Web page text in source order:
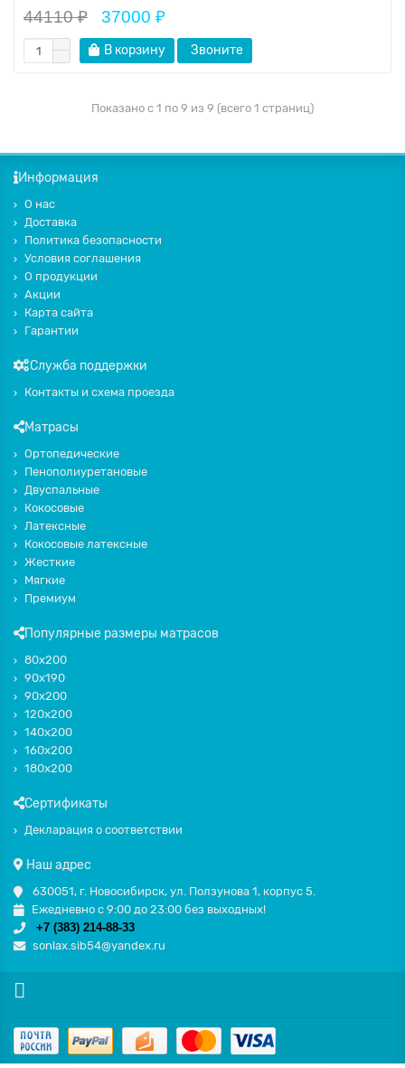
44110 ₽ 37000 ₽
В корзину Звоните
Показано с 1 по 9 из 9 (всего 1 страниц)
Информация
О нас
Доставка
Политика безопасности
Условия соглашения
О продукции
Акции
Карта сайта
Гарантии
Служба поддержки
Контакты и схема проезда
Матрасы
Ортопедические
Пенополиуретановые
Двуспальные
Кокосовые
Латексные
Кокосовые латексные
Жесткие
Мягкие
Премиум
Популярные размеры матрасов
80х200
90х190
90х200
120х200
140х200
160х200
180х200
Сертификаты
Декларация о соответствии
Наш адрес
630051, г. Новосибирск, ул. Ползунова 1, корпус 5.
Ежедневно с 9:00 до 23:00 без выходных!
+7 (383) 214-88-33
sonlax.sib54@yandex.ru